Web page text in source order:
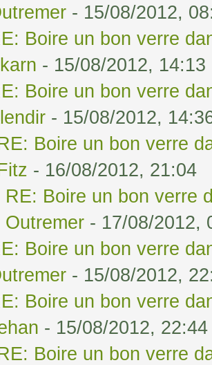
- 15/08/2012,
Boire un bon verre
- 15/08/2012, 14:13
Boire un bon verre
- 15/08/2012,
Boire un bon verre
- 16/08/2012, 21:04
RE: Boire un bon verre
Outremer - 17/08/2012,
Boire un bon verre
- 15/08/2012,
Boire un bon verre
- 15/08/2012, 22:44
Boire un bon verre